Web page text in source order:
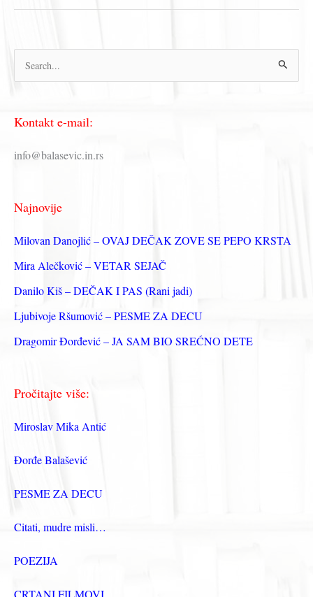
Li
(Edgar
Annabel
Tekst
р
т
р
а
з
а
Kontakt e-mail:
info@balasevic.in.rs
Najnovije
Milovan Danojlić – OVAJ DEČAK ZOVE SE PEPO KRSTA
Mira Alečković – VETAR SEJAČ
Danilo Kiš – DEČAK I PAS (Rani jadi)
Ljubivoje Ršumović – PESME ZA DECU
Dragomir Đorđević – JA SAM BIO SREĆNO DETE
Pročitajte više:
Miroslav Mika Antić
Đorđe Balašević
PESME ZA DECU
Citati, mudre misli…
POEZIJA
CRTANI FILMOVI